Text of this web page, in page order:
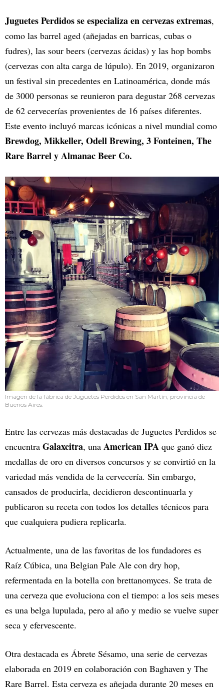
Juguetes Perdidos se especializa en cervezas extremas,
como las barrel aged (añejadas en barricas, cubas o
fudres), las sour beers (cervezas ácidas) y las hop bombs
(cervezas con alta carga de lúpulo). En 2019, organizaron
un festival sin precedentes en Latinoamérica, donde más
de 3000 personas se reunieron para degustar 268 cervezas
de 62 cervecerías provenientes de 16 países diferentes.
Este evento incluyó marcas icónicas a nivel mundial como
Brewdog, Mikkeller, Odell Brewing, 3 Fonteinen, The
Rare Barrel y Almanac Beer Co.
Imagen de la fábrica de Juguetes Perdidos en San Martín, provincia de
Buenos Aires.
Entre las cervezas más destacadas de Juguetes Perdidos se
encuentra Galaxcitra, una American IPA que ganó diez
medallas de oro en diversos concursos y se convirtió en la
variedad más vendida de la cervecería. Sin embargo,
cansados de producirla, decidieron descontinuarla y
publicaron su receta con todos los detalles técnicos para
que cualquiera pudiera replicarla.
Actualmente, una de las favoritas de los fundadores es
Raíz Cúbica, una Belgian Pale Ale con dry hop,
refermentada en la botella con brettanomyces. Se trata de
una cerveza que evoluciona con el tiempo: a los seis meses
es una belga lupulada, pero al año y medio se vuelve super
seca y efervescente.
Otra destacada es Ábrete Sésamo, una serie de cervezas
elaborada en 2019 en colaboración con Baghaven y The
Rare Barrel. Esta cerveza es añejada durante 20 meses en